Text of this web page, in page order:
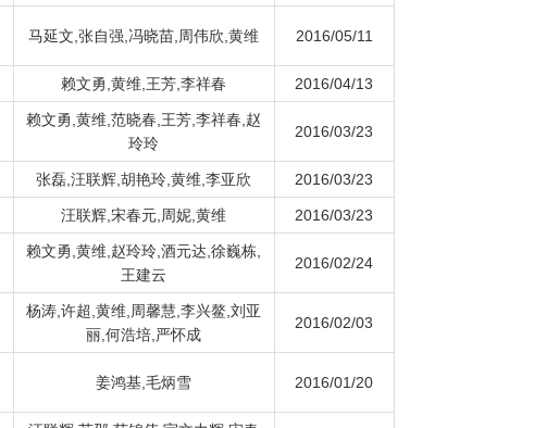
马延文,张自强,冯晓苗,周伟欣,黄维 2016/05/11
赖文勇,黄维,王芳,李祥春 2016/04/13
赖文勇,黄维,范晓春,王芳,李祥春,赵
玲玲
2016/03/23
张磊,汪联辉,胡艳玲,黄维,李亚欣 2016/03/23
汪联辉,宋春元,周妮,黄维 2016/03/23
赖文勇,黄维,赵玲玲,酒元达,徐巍栋,
王建云
2016/02/24
杨涛,许超,黄维,周馨慧,李兴鳌,刘亚
丽,何浩培,严怀成
2016/02/03
姜鸿基,毛炳雪 2016/01/20